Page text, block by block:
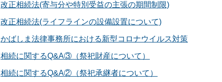
改正相続法(寄与分や特別受益の主張の期間制限)
改正相続法(ライフラインの設備設置について)
かばしま法律事務所における新型コロナウイルス対策
相続に関するQ&A③（祭祀財産について）
相続に関するQ&A②（祭祀承継者について）